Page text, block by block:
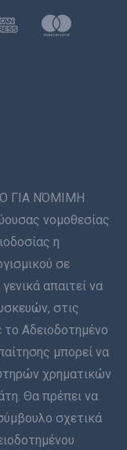
ΓΙΑ ΝΌΜΙΜΗ
νομοθεσίας
η
σε
απαιτεί να
στις
Αδειοδοτημένο
μπορεί να
χρηματικών
Θα πρέπει να
σχετικά